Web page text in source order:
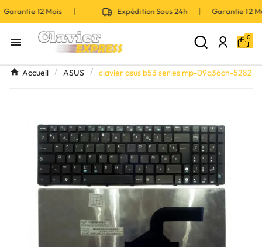
12 Mois | Expédition Sous 24h | Garantie 12
 0
Accueil ASUS clavier asus b53 series mp-09q36ch-5282